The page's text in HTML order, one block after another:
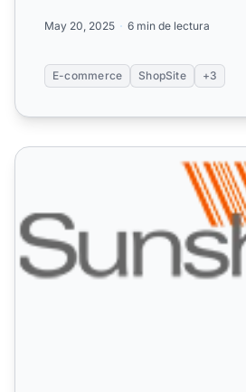
May 20, 2025 6 min de lectura
E-commerce ShopSite +3
Sunshop